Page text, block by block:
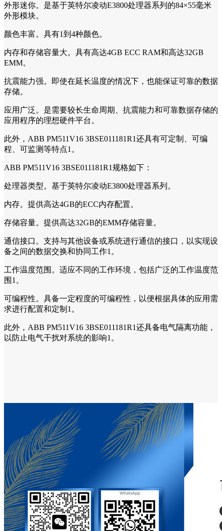
外形迷你。是基于英特尔凌动E3800处理器系列的84×55毫米
外形模块。
颜色丰富。具有1到4种颜色。
内存和存储容量大。具有高达4GB ECC RAM和高达32GB
EMM。
抗震能力强。即使在延长温度的情况下，也能保证可靠的数据
存储。
应用广泛。是需要较长生命周期、抗震能力和可靠数据存储的
应用程序的理想硬件平台。
此外，ABB PM511V16 3BSE011181R1还具有可定制、可编
程、可监测等特点1。
ABB PM511V16 3BSE011181R1规格如下：
处理器类型。基于英特尔凌动E3800处理器系列。
内存。提供高达4GB的ECC内存配置。
存储容量。提供高达32GB的EMM存储容量。
通信接口。支持与其他设备或系统进行通信的接口，以实现设
备之间的数据交换和协同工作1。
工作温度范围。适应不同的工作环境，包括广泛的工作温度范
围1。
可编程性。具备一定程度的可编程性，以便根据具体的应用需
求进行配置和定制1。
此外，ABB PM511V16 3BSE011181R1还具备电气隔离功能，
以防止电气干扰对系统的影响1。